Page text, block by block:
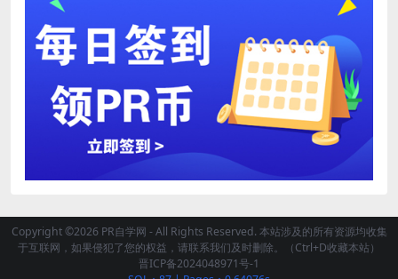
Copyright ©2026 PR自学网 - All Rights Reserved. 本站涉及的所有资源均收集
于互联网，如果侵犯了您的权益，请联系我们及时删除。（Ctrl+D收藏本站）
晋ICP备2024048971号-1